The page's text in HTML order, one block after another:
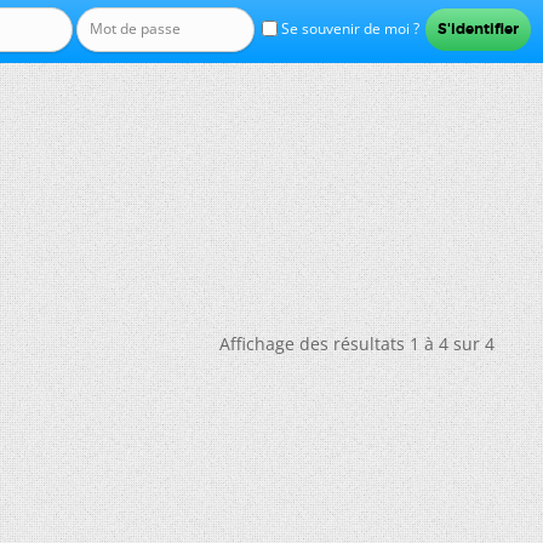
Se souvenir de moi ?
Affichage des résultats 1 à 4 sur 4